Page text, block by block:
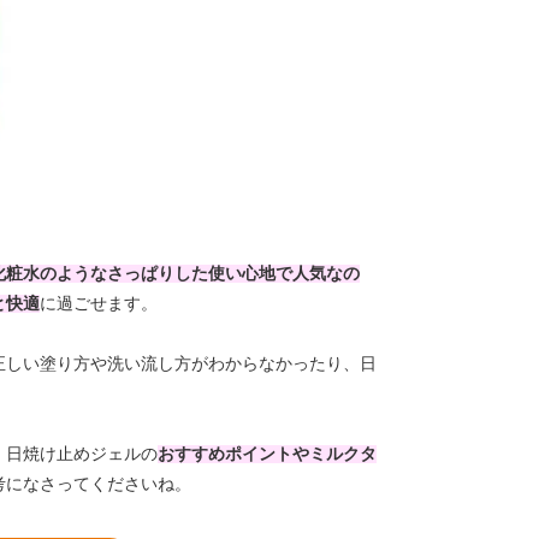
粧水のようなさっぱりした使い心地で人気なの
快適に過ごせます。
い塗り方や洗い流し方がわからなかったり、日
日焼け止めジェルのおすすめポイントやミルクタ
なさってくださいね。